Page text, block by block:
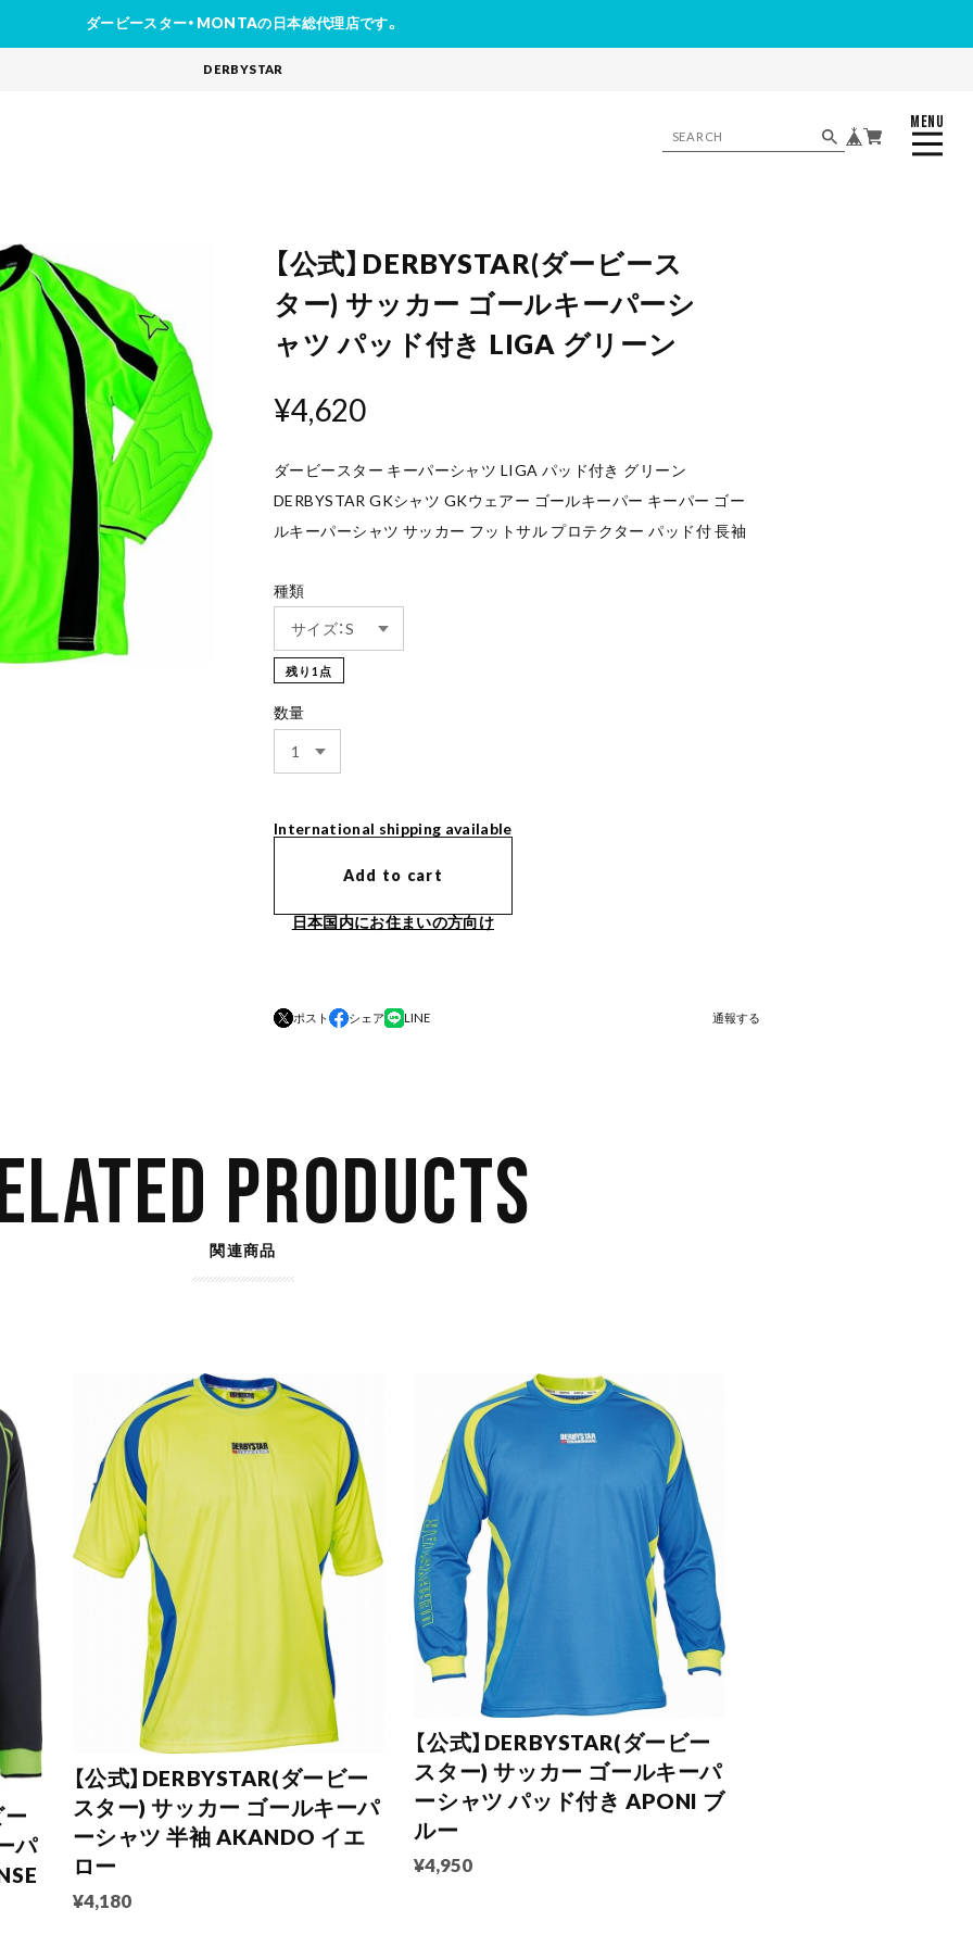
ダービースター・MONTAの日本総代理店です。
DERBYSTAR
MENU
CLOSE
【公式】DERBYSTAR(ダービース
ター) サッカー ゴールキーパーシ
ャツ パッド付き LIGA グリーン
¥4,620
ダービースター キーパーシャツ LIGA パッド付き グリーン
DERBYSTAR GKシャツ GKウェアー ゴールキーパー キーパー ゴー
ルキーパーシャツ サッカー フットサル プロテクター パッド付 長袖
種類
残り1点
数量
International shipping available
Add to cart
日本国内にお住まいの方向け
ポスト シェア LINE 通報する
PRODUCTS
関連商品
ー
パ
【公式】DERBYSTAR(ダービー
スター) サッカー ゴールキーパ
ーシャツ 半袖 AKANDO イエ
ロー
¥4,180
【公式】DERBYSTAR(ダービー
スター) サッカー ゴールキーパ
ーシャツ パッド付き APONI ブ
ルー
¥4,950